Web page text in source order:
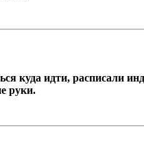
куда идти, расписали
руки.